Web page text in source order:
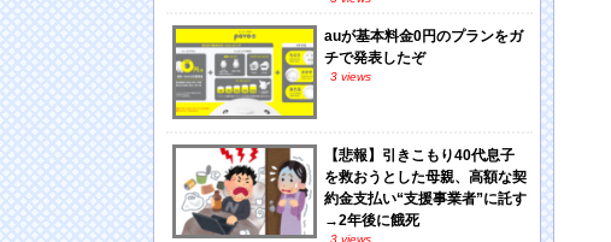
auが基本料金0円のプランをガ
チで発表したぞ
3 views
【悲報】引きこもり40代息子
を救おうとした母親、高額な契
約金支払い“支援事業者”に託す
→2年後に餓死
3 views